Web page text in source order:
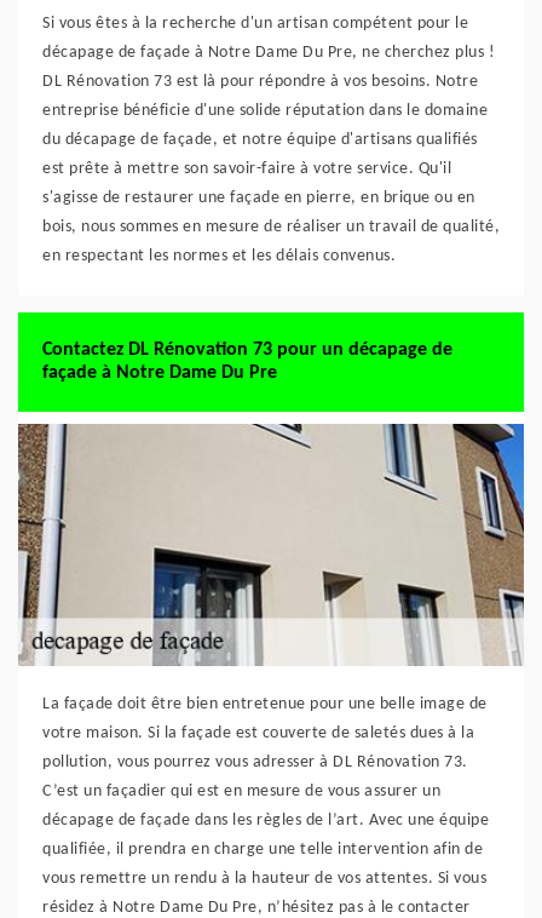
Si vous êtes à la recherche d'un artisan compétent pour le
décapage de façade à Notre Dame Du Pre, ne cherchez plus !
DL Rénovation 73 est là pour répondre à vos besoins. Notre
entreprise bénéficie d'une solide réputation dans le domaine
du décapage de façade, et notre équipe d'artisans qualifiés
est prête à mettre son savoir-faire à votre service. Qu'il
s'agisse de restaurer une façade en pierre, en brique ou en
bois, nous sommes en mesure de réaliser un travail de qualité,
en respectant les normes et les délais convenus.
Contactez DL Rénovation 73 pour un décapage de
façade à Notre Dame Du Pre
La façade doit être bien entretenue pour une belle image de
votre maison. Si la façade est couverte de saletés dues à la
pollution, vous pourrez vous adresser à DL Rénovation 73.
C’est un façadier qui est en mesure de vous assurer un
décapage de façade dans les règles de l’art. Avec une équipe
qualifiée, il prendra en charge une telle intervention afin de
vous remettre un rendu à la hauteur de vos attentes. Si vous
résidez à Notre Dame Du Pre, n’hésitez pas à le contacter